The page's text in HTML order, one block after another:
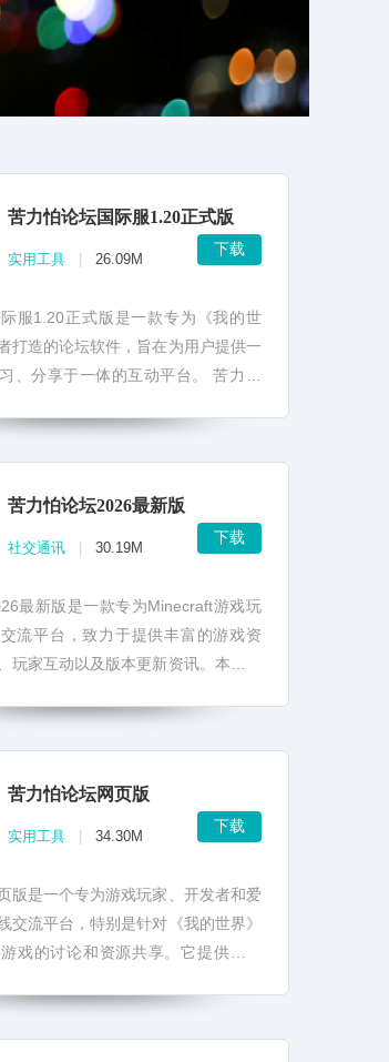
苦力怕论坛国际服1.20正式版
实用工具 26.09M
下载
服1.20正式版是一款专为《我的世
打造的论坛软件，旨在为用户提供一
分享于一体的互动平台。 苦力怕
苦力怕论坛2026最新版
社交通讯 30.19M
下载
最新版是一款专为Minecraft游戏玩
流平台，致力于提供丰富的游戏资
玩家互动以及版本更新资讯。本软件
苦力怕论坛网页版
实用工具 34.30M
下载
版是一个专为游戏玩家、开发者和爱
交流平台，特别是针对《我的世界》
游戏的讨论和资源共享。它提供了一